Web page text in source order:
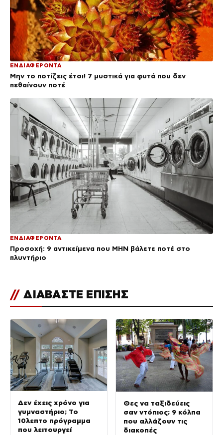
ΕΝΔΙΑΦΕΡΟΝΤΑ
Μην το ποτίζεις έτσι! 7 μυστικά για φυτά που δεν
πεθαίνουν ποτέ
ΕΝΔΙΑΦΕΡΟΝΤΑ
Προσοχή: 9 αντικείμενα που ΜΗΝ βάλετε ποτέ στο
πλυντήριο
// ΔΙΑΒΑΣΤΕ ΕΠΙΣΗΣ
Δεν έχεις χρόνο για
γυμναστήριο; Το
10λεπτο πρόγραμμα
που λειτουργεί
Θες να ταξιδεύεις
σαν ντόπιος; 9 κόλπα
που αλλάζουν τις
διακοπές